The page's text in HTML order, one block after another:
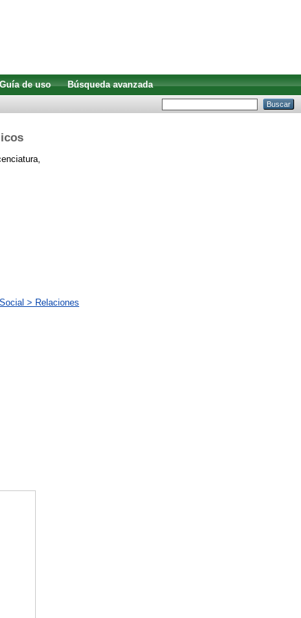
Guía de uso
Búsqueda avanzada
> Relaciones